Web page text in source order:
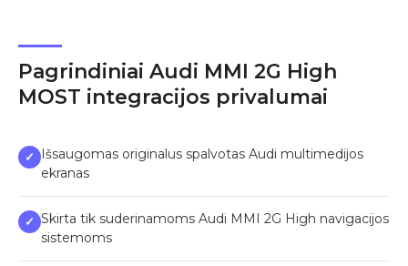
Pagrindiniai Audi MMI 2G High
MOST integracijos privalumai
✓
Išsaugomas originalus spalvotas Audi multimedijos
ekranas
✓ Skirta tik suderinamoms Audi MMI 2G High navigacijos
sistemoms